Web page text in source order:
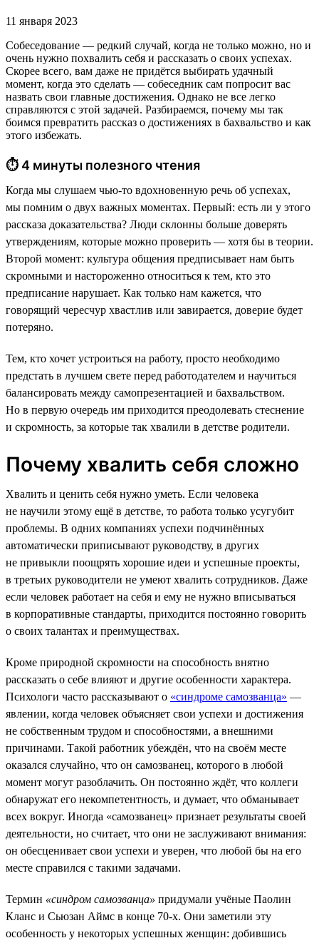
11 января 2023
Собеседование — редкий случай, когда не только можно, но и
очень нужно похвалить себя и рассказать о своих успехах.
Скорее всего, вам даже не придётся выбирать удачный
момент, когда это сделать — собеседник сам попросит вас
назвать свои главные достижения. Однако не все легко
справляются с этой задачей. Разбираемся, почему мы так
боимся превратить рассказ о достижениях в бахвальство и как
этого избежать.
⏱ 4 минуты полезного чтения
Когда мы слушаем чью-то вдохновенную речь об успехах,
мы помним о двух важных моментах. Первый: есть ли у этого
рассказа доказательства? Люди склонны больше доверять
утверждениям, которые можно проверить — хотя бы в теории.
Второй момент: культура общения предписывает нам быть
скромными и настороженно относиться к тем, кто это
предписание нарушает. Как только нам кажется, что
говорящий чересчур хвастлив или завирается, доверие будет
потеряно.
Тем, кто хочет устроиться на работу, просто необходимо
предстать в лучшем свете перед работодателем и научиться
балансировать между самопрезентацией и бахвальством.
Но в первую очередь им приходится преодолевать стеснение
и скромность, за которые так хвалили в детстве родители.
Почему хвалить себя сложно
Хвалить и ценить себя нужно уметь. Если человека
не научили этому ещё в детстве, то работа только усугубит
проблемы. В одних компаниях успехи подчинённых
автоматически приписывают руководству, в других
не привыкли поощрять хорошие идеи и успешные проекты,
в третьих руководители не умеют хвалить сотрудников. Даже
если человек работает на себя и ему не нужно вписываться
в корпоративные стандарты, приходится постоянно говорить
о своих талантах и преимуществах.
Кроме природной скромности на способность внятно
рассказать о себе влияют и другие особенности характера.
Психологи часто рассказывают о «синдроме самозванца» —
явлении, когда человек объясняет свои успехи и достижения
не собственным трудом и способностями, а внешними
причинами. Такой работник убеждён, что на своём месте
оказался случайно, что он самозванец, которого в любой
момент могут разоблачить. Он постоянно ждёт, что коллеги
обнаружат его некомпетентность, и думает, что обманывает
всех вокруг. Иногда «самозванец» признает результаты своей
деятельности, но считает, что они не заслуживают внимания:
он обесценивает свои успехи и уверен, что любой бы на его
месте справился с такими задачами.
Термин «синдром самозванца» придумали учёные Паолин
Кланс и Сьюзан Аймс в конце 70-х. Они заметили эту
особенность у некоторых успешных женщин: добившись